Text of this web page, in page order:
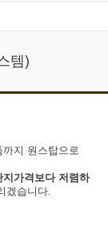
템)
지 원스탑으로
지가격보다 저렴하
겠습니다.